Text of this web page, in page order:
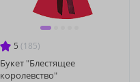
5 (185)
Букет "Блестящее
королевство"